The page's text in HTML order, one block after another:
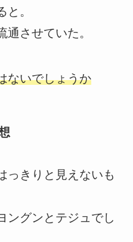
。
させていた。
ないでしょうか
っきりと見えないも
ングンとテジュでし